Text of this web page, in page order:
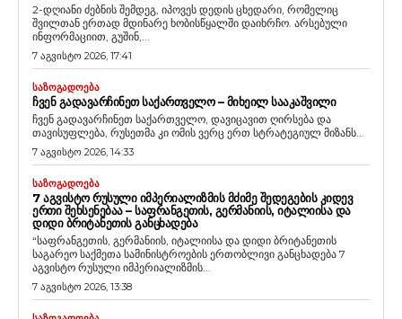
2-დღიანი ძებნის შემდეგ, იპოვეს დედის ცხედარი, რომელიც
შვილთან ერთად მდინარე ხობისწყალში დაიხრჩო. არსებული
ინფორმაციით, გუშინ,...
7 აგვისტო 2026, 17:41
ᲡᲐᲖᲝᲒᲐᲓᲝᲔᲑᲐ
ᲩᲕᲔᲜ ᲒᲐᲓᲐᲕᲐᲠᲩᲘᲜᲔᲗ ᲡᲐᲥᲐᲠᲗᲕᲔᲚᲝ – ᲛᲘᲮᲔᲘᲚ ᲡᲐᲐᲙᲐᲨᲕᲘᲚᲘ
ჩვენ გადავარჩინეთ საქართველო, დავიცავით ღირსება და
თავისუფლება, რუსეთმა კი ომის ვერც ერთ სტრატეგიულ მიზანს...
7 აგვისტო 2026, 14:33
ᲡᲐᲖᲝᲒᲐᲓᲝᲔᲑᲐ
7 ᲐᲒᲕᲘᲡᲢᲝ ᲠᲣᲡᲣᲚᲘ ᲘᲛᲞᲔᲠᲘᲐᲚᲘᲖᲛᲘᲡ ᲛᲫᲘᲛᲔ ᲨᲔᲓᲔᲒᲔᲑᲘᲡ ᲙᲘᲓᲔᲕ
ᲔᲠᲗᲘ ᲨᲔᲮᲡᲔᲜᲔᲑᲐᲐ – ᲡᲐᲤᲠᲐᲜᲒᲔᲗᲘᲡ, ᲒᲔᲠᲛᲐᲜᲘᲘᲡ, ᲘᲢᲐᲚᲘᲘᲡᲐ ᲓᲐ
ᲓᲘᲓᲘ ᲑᲠᲘᲢᲐᲜᲔᲗᲘᲡ ᲒᲐᲜᲪᲮᲐᲓᲔᲑᲐ
“საფრანგეთის, გერმანიის, იტალიისა და დიდი ბრიტანეთის
საგარეო საქმეთა სამინისტროების ერთობლივი განცხადება 7
აგვისტო რუსული იმპერიალიზმის...
7 აგვისტო 2026, 13:38